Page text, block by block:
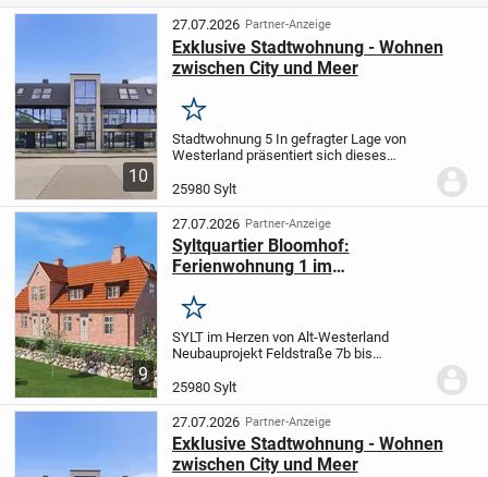
10
27.07.2026 Partner-Anzeige
Exklusive Stadtwohnung - Wohnen
zwischen City und Meer
Merken
Stadtwohnung 5 In gefragter Lage von
Westerland präsentiert sich dieses
hochwertig gestalteten Einheiten -
darunter zwei Penthouse-Wohnungen
sowie stilvolle...
25980 Sylt
9
27.07.2026 Partner-Anzeige
Syltquartier Bloomhof:
Ferienwohnung 1 im
Merken
SYLT im Herzen von Alt-Westerland
Neubauprojekt Feldstraße 7b bis
einem Mehrfamilienhaus mit 1
Dauerwohnungund 3 Ferienwohnungen
sowie einem Doppelhaus mit 1...
25980 Sylt
27.07.2026 Partner-Anzeige
Exklusive Stadtwohnung - Wohnen
zwischen City und Meer